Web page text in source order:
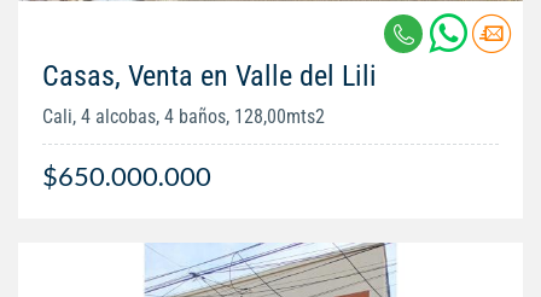
Casas, Venta en Valle del Lili
Cali, 4 alcobas, 4 baños, 128,00mts2
$650.000.000